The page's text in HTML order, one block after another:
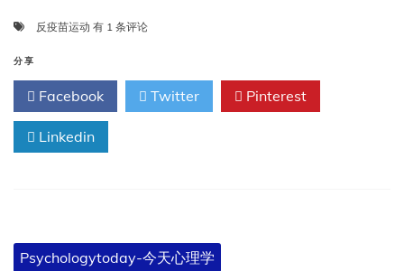
反疫苗运动 反
运
动
如
何
散
不
信
有 1 条评论
分享
Facebook Twitter Pinterest
Linkedin
Psychologytoday-今天心理学